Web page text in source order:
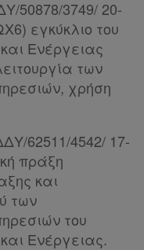
50878/3749/ 20-
εγκύκλιο του
Ενέργειας
των
χρήση
62511/4542/ 17-
πράξη
και
των
του
Ενέργειας.